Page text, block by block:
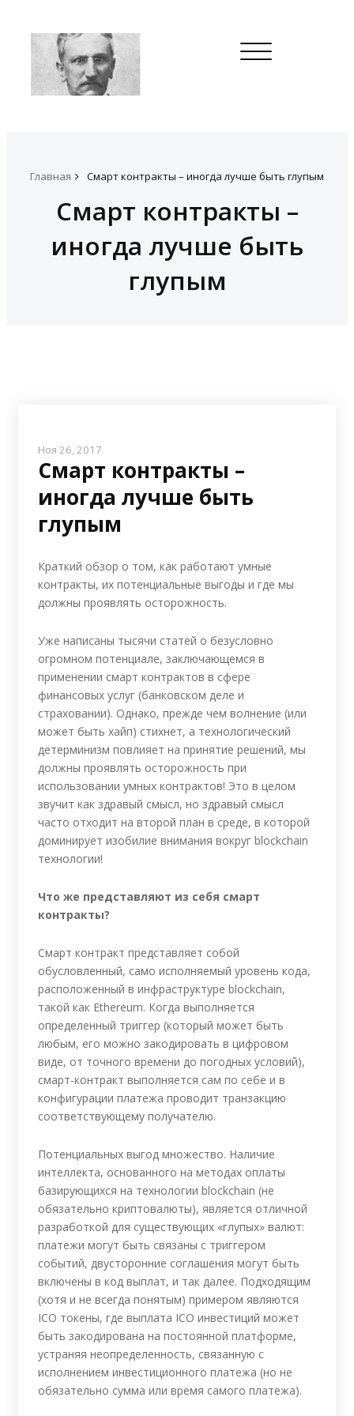
Toggle
navigation
Главная Смарт контракты – иногда лучше быть глупым
Смарт контракты –
иногда лучше быть
глупым
Ноя 26, 2017
Смарт контракты –
иногда лучше быть
глупым
Краткий обзор о том, как работают умные
контракты, их потенциальные выгоды и где мы
должны проявлять осторожность.
Уже написаны тысячи статей о безусловно
огромном потенциале, заключающемся в
применении смарт контрактов в сфере
финансовых услуг (банковском деле и
страховании). Однако, прежде чем волнение (или
может быть хайп) стихнет, а технологический
детерминизм повлияет на принятие решений, мы
должны проявлять осторожность при
использовании умных контрактов! Это в целом
звучит как здравый смысл, но здравый смысл
часто отходит на второй план в среде, в которой
доминирует изобилие внимания вокруг blockchain
технологии!
Что же представляют из себя смарт
контракты?
Смарт контракт представляет собой
обусловленный, само исполняемый уровень кода,
расположенный в инфраструктуре blockchain,
такой как Ethereum. Когда выполняется
определенный триггер (который может быть
любым, его можно закодировать в цифровом
виде, от точного времени до погодных условий),
смарт-контракт выполняется сам по себе и в
конфигурации платежа проводит транзакцию
соответствующему получателю.
Потенциальных выгод множество. Наличие
интеллекта, основанного на методах оплаты
базирующихся на технологии blockchain (не
обязательно криптовалюты), является отличной
разработкой для существующих «глупых» валют:
платежи могут быть связаны с триггером
событий, двусторонние соглашения могут быть
включены в код выплат, и так далее. Подходящим
(хотя и не всегда понятым) примером являются
ICO токены, где выплата ICO инвестиций может
быть закодирована на постоянной платформе,
устраняя неопределенность, связанную с
исполнением инвестиционного платежа (но не
обязательно сумма или время самого платежа).